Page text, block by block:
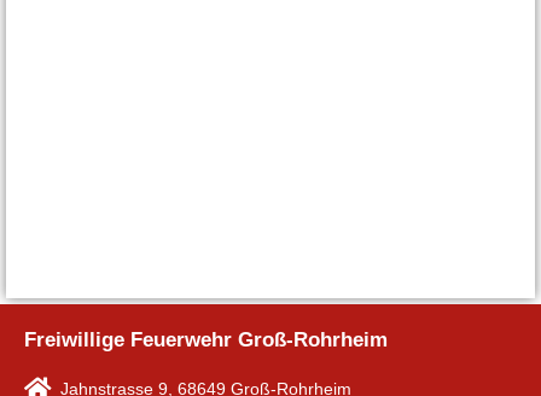
Freiwillige Feuerwehr Groß-Rohrheim
Jahnstrasse 9, 68649 Groß-Rohrheim